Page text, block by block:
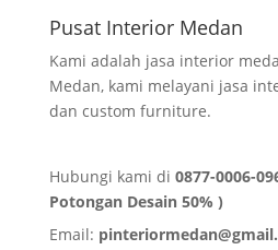
Pusat Interior Medan
Kami adalah jasa interior
Medan, kami melayani jasa
dan custom furniture.
Hubungi kami di 0877-0006-
Potongan Desain 50% )
Email: